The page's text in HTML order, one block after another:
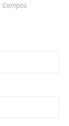
Campos